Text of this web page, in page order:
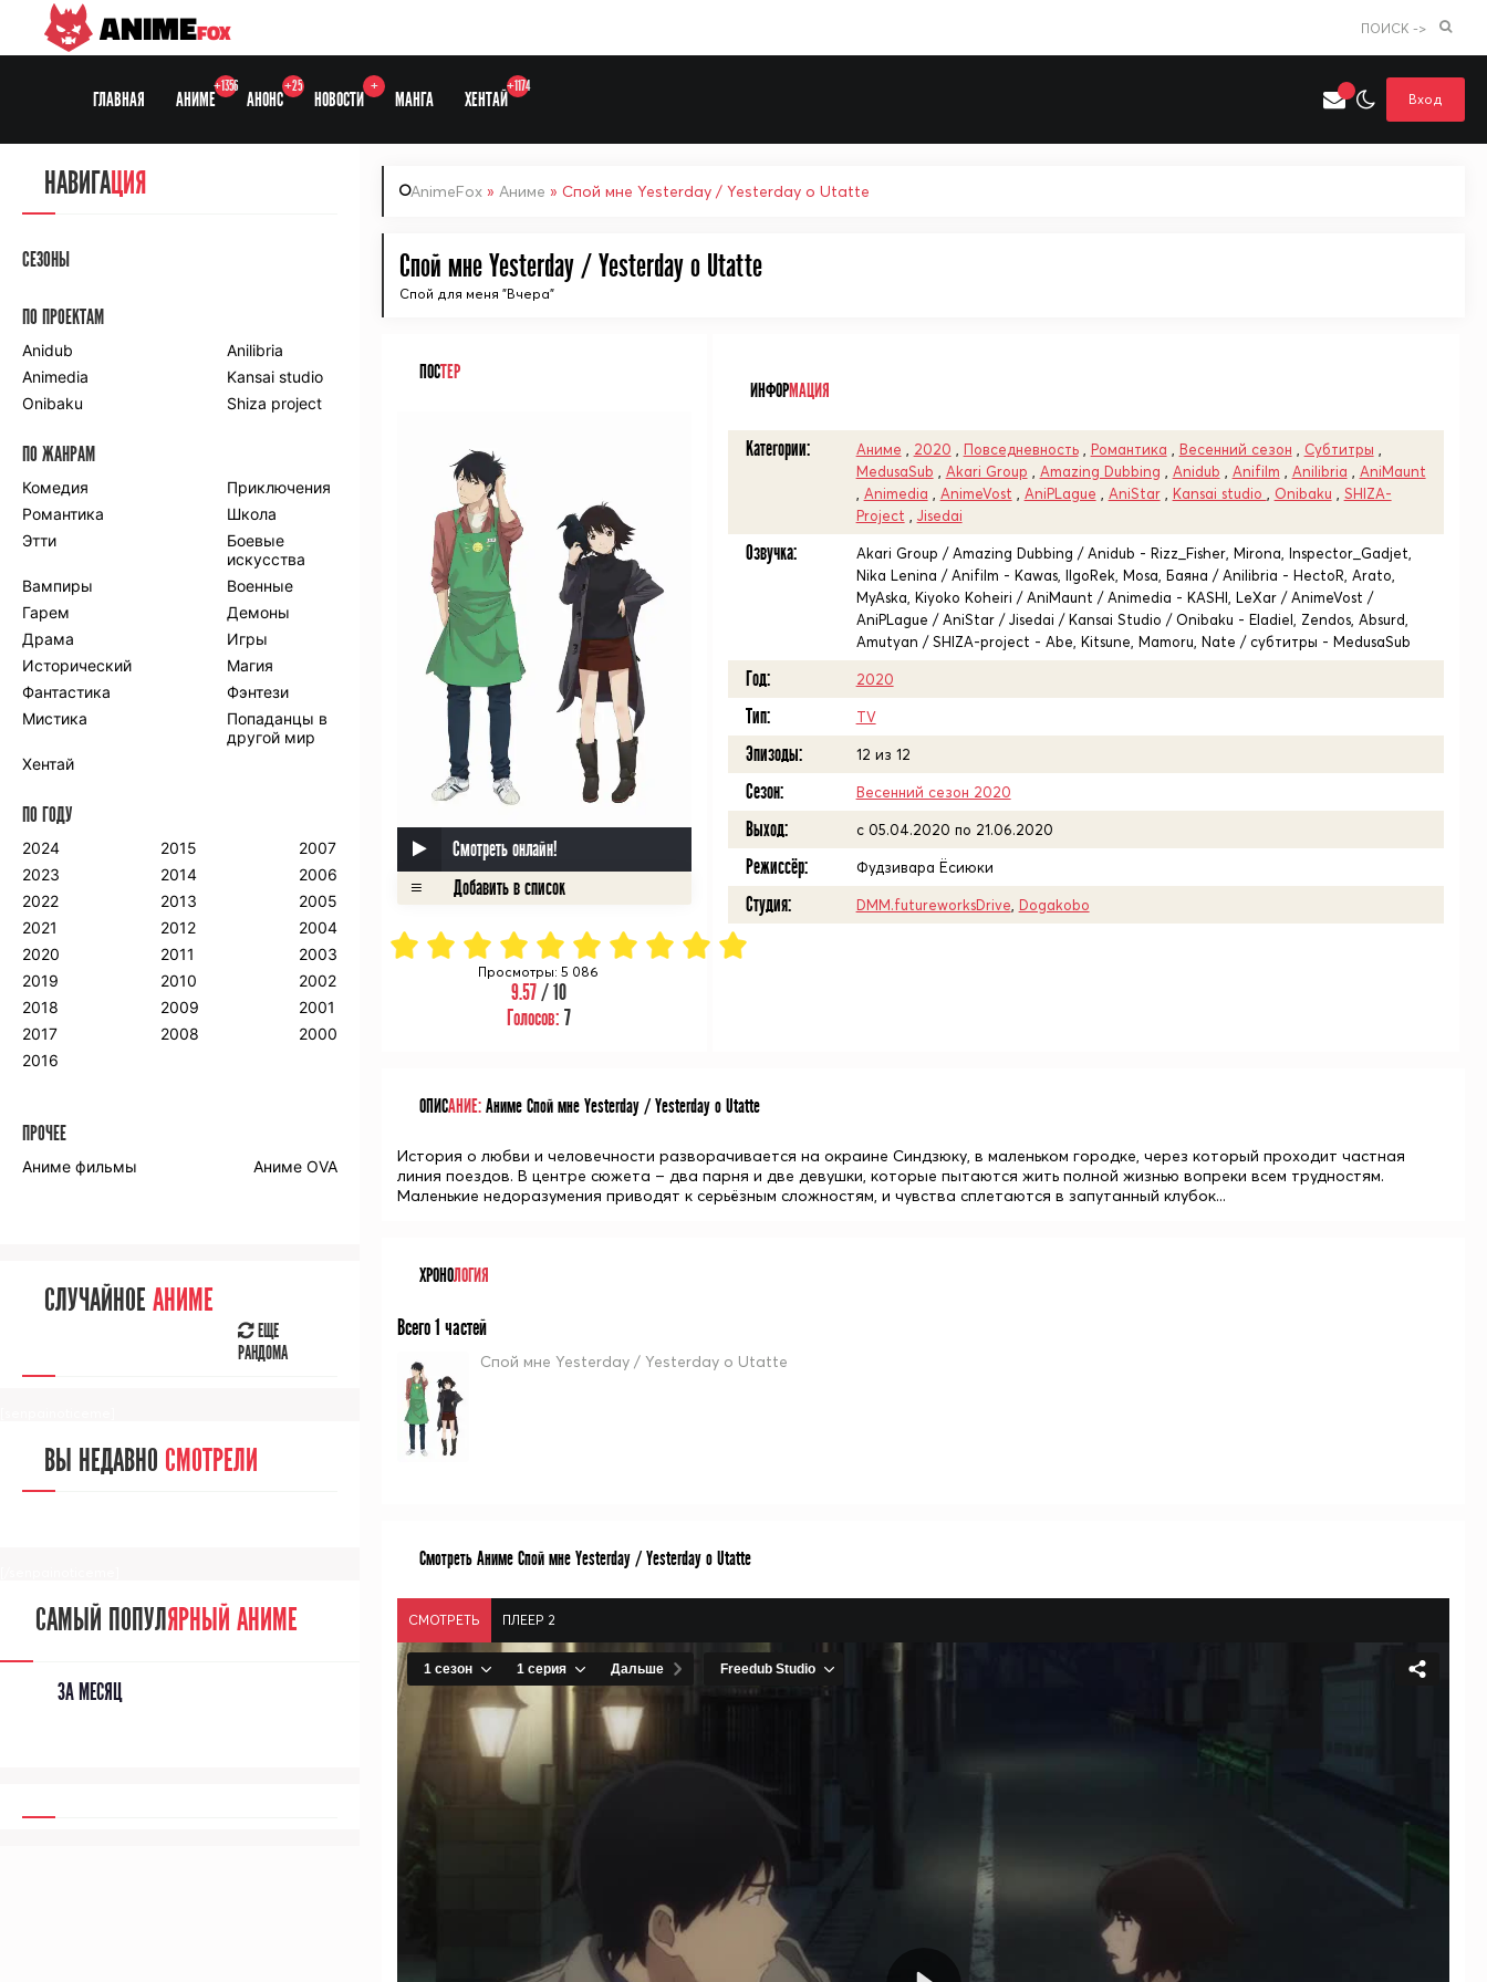
ANIMEFOX ПОИСК ->
ГЛАВНАЯ АНИМЕ
+1356
АНОНС
+25
НОВОСТИ
+
МАНГА ХЕНТАЙ
+1174
Вход
AnimeFox » Аниме » Спой мне Yesterday / Yesterday o Utatte
Спой мне Yesterday / Yesterday o Utatte
Спой для меня "Вчера"
ПОСТЕР
Смотреть онлайн!
Просмотры: 5 086
9.57/ 10
Голосов: 7
ИНФОРМАЦИЯ
Категории: Аниме 2020 Повседневность, Романтика Весенний сезон Субтитры
MedusaSub
Akari Group Amazing Dubbing Anidub Anifilm Anilibria
AniMaunt
Animedia AnimeVost AniPLague AniStar, Kansai studio Onibaku
SHIZA-
Project
Jisedai
Озвучка:
Akari Group / Amazing Dubbing / Anidub - Rizz_Fisher, Mirona, Inspector_Gadjet,
Nika Lenina / Anifilm - Kawas, IIgoRek, Mosa, Баяна / Anilibria - HectoR, Arato,
MyAska, Kiyoko Koheiri / AniMaunt / Animedia - KASHI, LeXar / AnimeVost /
AniPLague / AniStar / Jisedai / Kansai Studio / Onibaku - Eladiel, Zendos, Absurd,
Amutyan / SHIZA-project - Abe, Kitsune, Mamoru, Nate / субтитры - MedusaSub
Год: 2020
Тип: TV
Эпизоды: 12 из 12
Сезон: Весенний сезон 2020
Выход: c 05.04.2020 по 21.06.2020
Режиссёр: Фудзивара Ёсиюки
Студия: DMM.futureworksDrive Dogakobo
ОПИСАНИЕ:Аниме Спой мне Yesterday / Yesterday o Utatte
История о любви и человечности разворачивается на окраине Синдзюку, в маленьком городке, через который проходит частная
линия поездов. В центре сюжета – два парня и две девушки, которые пытаются жить полной жизнью вопреки всем трудностям.
Маленькие недоразумения приводят к серьёзным сложностям, и чувства сплетаются в запутанный клубок...
ХРОНОЛОГИЯ
Всего 1 частей
Спой мне Yesterday / Yesterday o Utatte
Смотреть Аниме Спой мне Yesterday / Yesterday o Utatte
СМОТРЕТЬ ПЛЕЕР 2
НАВИГАЦИЯ
СЕЗОНЫ
ПО ПРОЕКТАМ
Anidub
Anilibria
Animedia
Kansai studio
Onibaku
Shiza project
ПО ЖАНРАМ
Комедия
Приключения
Романтика
Школа
Этти
Боевые
искусства
Вампиры
Военные
Гарем
Демоны
Драма
Игры
Исторический
Магия
Фантастика
Фэнтези
Мистика
Попаданцы в
другой мир
Хентай
ПО ГОДУ
2024
2023
2022
2021
2020
2019
2018
2017
2016
2015
2014
2013
2012
2011
2010
2009
2008
2007
2006
2005
2004
2003
2002
2001
2000
ПРОЧЕЕ
Аниме фильмы Аниме OVA
СЛУЧАЙНОЕ АНИМЕ
ЕЩЕ
РАНДОМА
ВЫ НЕДАВНО СМОТРЕЛИ
САМЫЙ ПОПУЛЯРНЫЙ АНИМЕ
ЗА МЕСЯЦ